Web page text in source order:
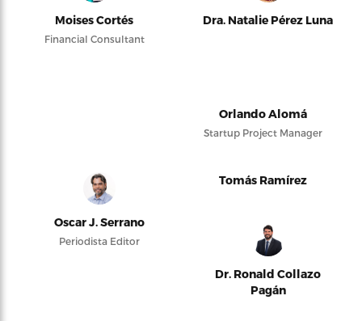
Moises Cortés
Financial Consultant
Dra. Natalie Pérez Luna
Orlando Alomá
Startup Project Manager
Oscar J. Serrano
Periodista Editor
Tomás Ramírez
Dr. Ronald Collazo
Pagán